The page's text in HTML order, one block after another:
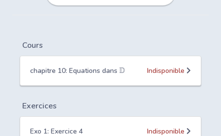
Cours
chapitre 10: Equations dans D Indisponible
Exercices
Exo 1: Exercice 4 Indisponible